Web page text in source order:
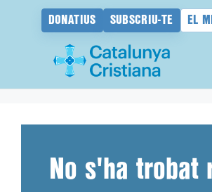
DONATIUS SUBSCRIU-TE EL
No s'ha trobat